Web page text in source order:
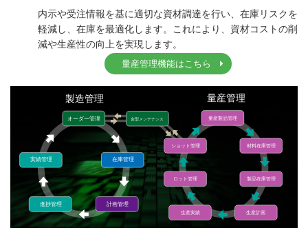
内示や受注情報を基に適切な資材調達を行い、在庫リスクを
軽減し、在庫を最適化します。これにより、資材コストの削
減や生産性の向上を実現します。
量産管理機能はこちら